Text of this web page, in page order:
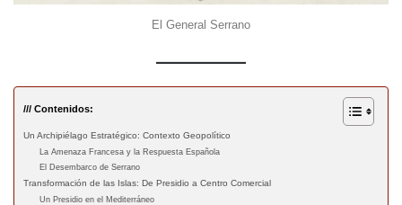
El General Serrano
/// Contenidos:
Un Archipiélago Estratégico: Contexto Geopolítico
La Amenaza Francesa y la Respuesta Española
El Desembarco de Serrano
Transformación de las Islas: De Presidio a Centro Comercial
Un Presidio en el Mediterráneo